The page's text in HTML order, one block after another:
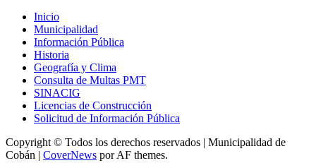
Inicio
Municipalidad
Información Pública
Historia
Geografía y Clima
Consulta de Multas PMT
SINACIG
Licencias de Construcción
Solicitud de Información Pública
Copyright © Todos los derechos reservados | Municipalidad de
Cobán | CoverNews por AF themes.